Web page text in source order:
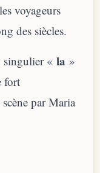
voyageurs
des siècles.
« la »
fort
par Maria